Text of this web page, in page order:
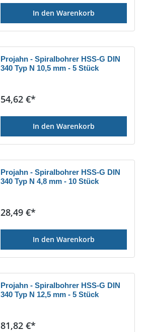
In den Warenkorb
Projahn - Spiralbohrer HSS-G DIN
340 Typ N 10,5 mm - 5 Stück
Regulärer Preis:
54,62 €*
In den Warenkorb
Projahn - Spiralbohrer HSS-G DIN
340 Typ N 4,8 mm - 10 Stück
Regulärer Preis:
28,49 €*
In den Warenkorb
Projahn - Spiralbohrer HSS-G DIN
340 Typ N 12,5 mm - 5 Stück
Regulärer Preis:
81,82 €*